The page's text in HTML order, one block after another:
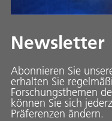
Newsletter
Abonnieren Sie
erhalten Sie
Forschungsthemen
können Sie sich
Präferenzen ändern.